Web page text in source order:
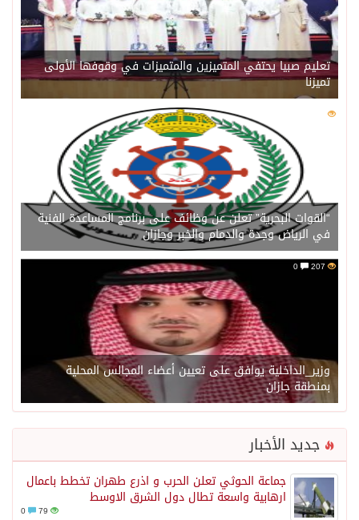
تعليم صبيا يحتفي المتميزين والمتميزات في وقوفها الأولى
تميزنا
211
“القوات البحرية” تعلن عن وظائف على برنامج المساعدة الفنية
في الرياض وجدة والدمام والخبر وجازان
207
وزير_الداخلية يوافق على تعيين أعضاء المجالس المحلية
بمنطقة جازان
جديد الأخبار
جماعة الحوثي تعلن الحرب و اذرع طهران تخطط باعمال
ارهابية واسعة تطال دول الشرق الاوسط
79